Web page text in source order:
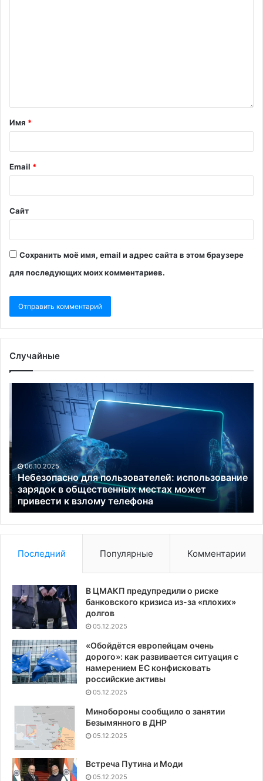
Имя *
Email *
Сайт
Сохранить моё имя, email и адрес сайта в этом браузере
для последующих моих комментариев.
Случайные
Небезопасно
пользователей:
использование
в
общественных
местах
может
привести
к
взлому
телефона
06.10.2025
Небезопасно для пользователей: использование
зарядок в общественных местах может
привести к взлому телефона
Последний Популярные Комментарии
В ЦМАКП предупредили о риске
банковского кризиса из-за «плохих»
долгов
05.12.2025
«Обойдётся европейцам очень
дорого»: как развивается ситуация с
намерением ЕС конфисковать
российские активы
05.12.2025
Минобороны сообщило о занятии
Безымянного в ДНР
05.12.2025
Встреча Путина и Моди
05.12.2025